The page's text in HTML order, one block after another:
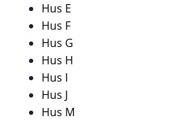
Hus E
Hus F
Hus G
Hus H
Hus I
Hus J
Hus M